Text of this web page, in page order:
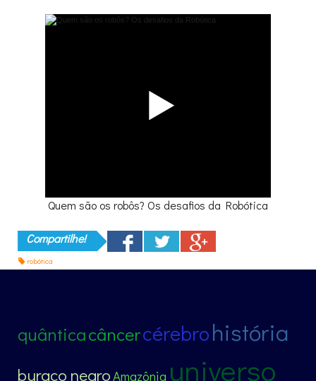
Quem são os robôs? Os desafios da Robótica
Compartilhe!
robótica
quânticacâncercérebrohistória
buraco negroAmazônia universo